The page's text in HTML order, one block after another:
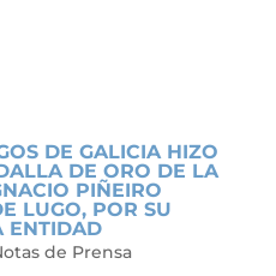
DE GALICIA HIZO
DE ORO DE LA
PIÑEIRO
LUGO, POR SU
ENTIDAD
de Prensa